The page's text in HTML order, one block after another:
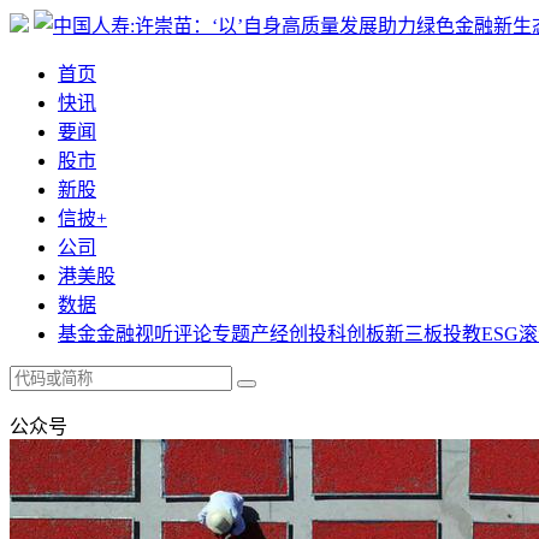
首页
快讯
要闻
股市
新股
信披+
公司
港美股
数据
基金金融视听评论专题产经创投科创板新三板投教ESG
公众号